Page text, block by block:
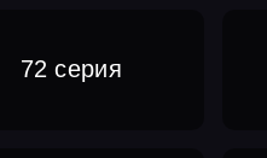
72 серия